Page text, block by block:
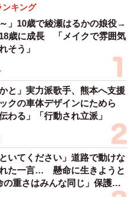
ンキング
」10歳で綾瀬はるかの娘役→
歳に成長 「メイクで雰囲気
そう」
と」実力派歌手、熊本へ支援
クの車体デザインにためら
る」「行動され立派」
いてください」道路で動けな
た一言… 懸命に生きようと
重さはみんな同じ」保護団